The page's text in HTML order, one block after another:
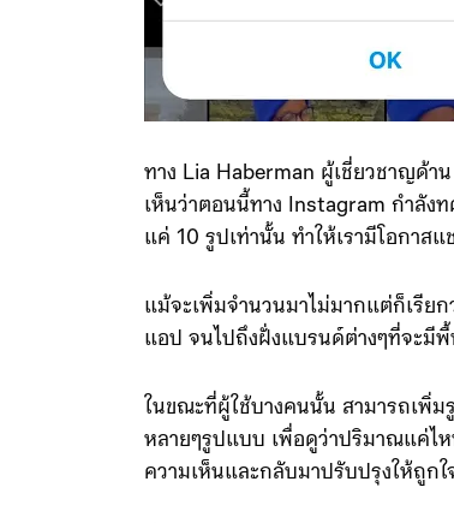
ทาง Lia Haberman ผู้เชี่ยวชาญด้
เห็นว่าตอนนี้ทาง Instagram กำลัง
แค่ 10 รูปเท่านั้น ทำให้เรามีโอกาส
แม้จะเพิ่มจำนวนมาไม่มากแต่ก็เรียก
แอป จนไปถึงฝั่งแบรนด์ต่างๆที่จะมีพื้
ในขณะที่ผู้ใช้บางคนนั้น สามารถเพิ่ม
หลายๆรูปแบบ เพื่อดูว่าปริมาณแค่ไ
ความเห็นและกลับมาปรับปรุงให้ถูกใ